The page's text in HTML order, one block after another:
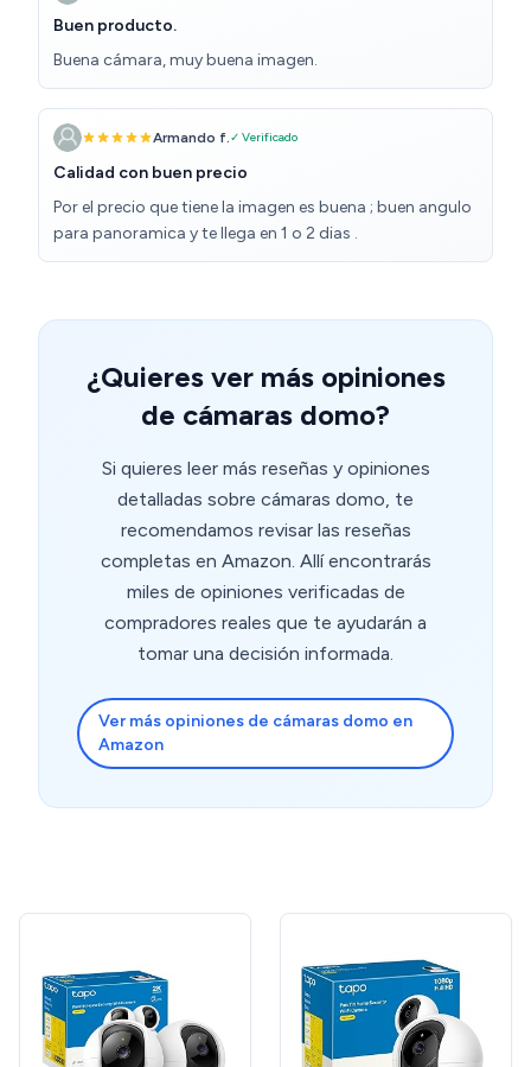
Buen producto.
Buena cámara, muy buena imagen.
Armando f. ✓ Verificado
Calidad con buen precio
Por el precio que tiene la imagen es buena ; buen angulo
para panoramica y te llega en 1 o 2 dias .
¿Quieres ver más opiniones
de cámaras domo?
Si quieres leer más reseñas y opiniones
detalladas sobre cámaras domo, te
recomendamos revisar las reseñas
completas en Amazon. Allí encontrarás
miles de opiniones verificadas de
compradores reales que te ayudarán a
tomar una decisión informada.
Ver más opiniones de cámaras domo en
Amazon